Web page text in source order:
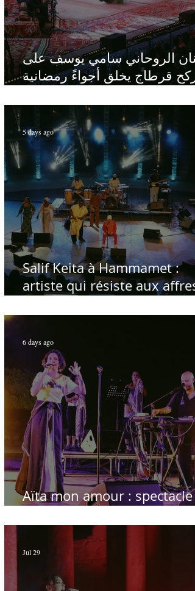
الروحاني سامي يوسف على
ركح قرطاج يخلق أجواءً رمضانية
Salif Keita à Hammamet :
artiste qui résiste aux affres
5 days ago
Aïta mon amour : spectacle
6 days ago
Jul 29